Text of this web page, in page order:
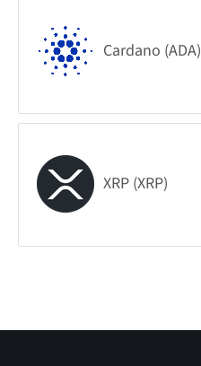
Cardano (ADA)
XRP (XRP)